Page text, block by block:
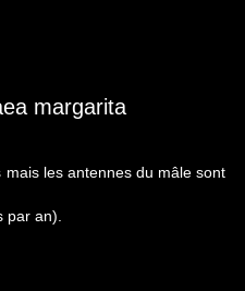
margarita
les antennes du mâle sont
par an).